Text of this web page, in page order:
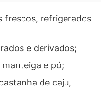
frescos, refrigerados
e derivados;
e pó;
de caju,